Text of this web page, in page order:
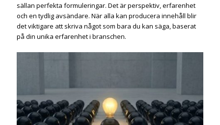
sällan perfekta formuleringar. Det är perspektiv, erfarenhet
och en tydlig avsändare. När alla kan producera innehåll blir
det viktigare att skriva något som bara du kan säga, baserat
på din unika erfarenhet i branschen.